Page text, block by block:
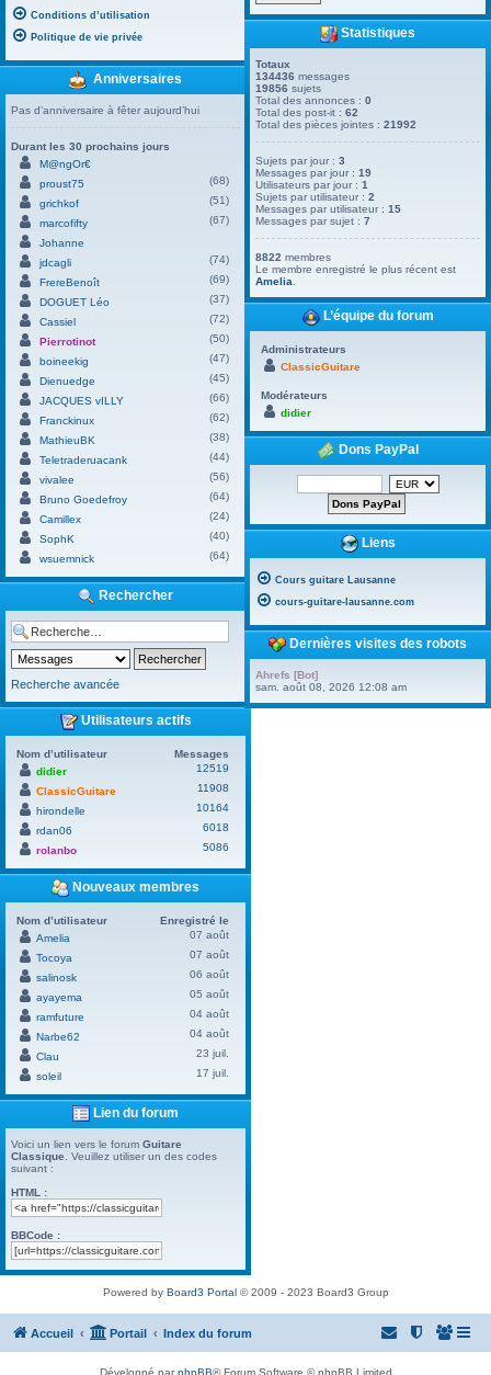
Conditions d’utilisation
Politique de vie privée
Anniversaires
Pas d’anniversaire à fêter aujourd’hui
Durant les 30 prochains jours
M@ngOr€
proust75
(68)
grichkof
(51)
marcofifty
(67)
Johanne
jdcagli
(74)
FrereBenoît
(69)
DOGUET Léo
(37)
Cassiel
(72)
Pierrotinot
(50)
boineekig
(47)
Dienuedge
(45)
JACQUES vILLY
(66)
Franckinux
(62)
MathieuBK
(38)
Teletraderuacank
(44)
vivalee
(56)
Bruno Goedefroy
(64)
Camillex
(24)
SophK
(40)
wsuemnick
(64)
Rechercher
Recherche avancée
Utilisateurs actifs
Nom d’utilisateur
Messages
didier
12519
ClassicGuitare
11908
hirondelle
10164
rdan06
6018
rolanbo
5086
Nouveaux membres
Nom d’utilisateur
Enregistré le
Amelia
07 août
Tocoya
07 août
salinosk
06 août
ayayema
05 août
ramfuture
04 août
Narbe62
04 août
Clau
23 juil.
soleil
17 juil.
Lien du forum
Voici un lien vers le forum Guitare
Classique . Veuillez utiliser un des codes
suivant :
HTML :
BBCode :
Statistiques
Totaux
134436 messages
19856 sujets
Total des annonces :0
Total des post-it :62
Total des pièces jointes :21992
Sujets par jour :3
Messages par jour :19
Utilisateurs par jour :1
Sujets par utilisateur :2
Messages par utilisateur :15
Messages par sujet :7
8822 membres
Le membre enregistré le plus récent est
Amelia
L’équipe du forum
Administrateurs
ClassicGuitare
Modérateurs
didier
Dons PayPal
Liens
Cours guitare Lausanne
cours-guitare-lausanne.com
Dernières visites des robots
Ahrefs [Bot]
sam. août 08, 2026 12:08 am
Powered by Board3 Portal© 2009 - 2023 Board3 Group
Accueil Portail Index du forum
Développé parphpBB® Forum Software © phpBB Limited